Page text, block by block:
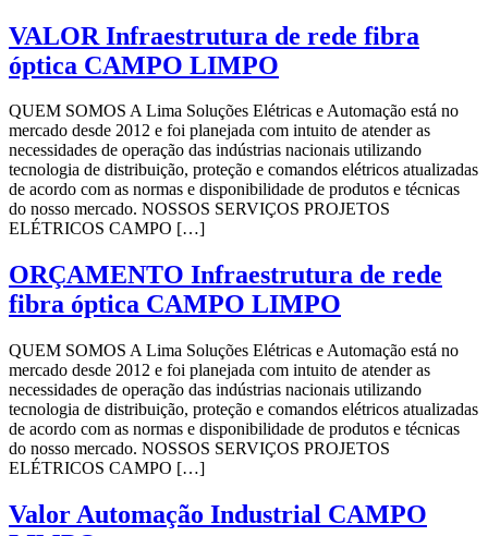
VALOR Infraestrutura de rede fibra
óptica CAMPO LIMPO
QUEM SOMOS A Lima Soluções Elétricas e Automação está no
mercado desde 2012 e foi planejada com intuito de atender as
necessidades de operação das indústrias nacionais utilizando
tecnologia de distribuição, proteção e comandos elétricos atualizadas
de acordo com as normas e disponibilidade de produtos e técnicas
do nosso mercado. NOSSOS SERVIÇOS PROJETOS
ELÉTRICOS CAMPO […]
ORÇAMENTO Infraestrutura de rede
fibra óptica CAMPO LIMPO
QUEM SOMOS A Lima Soluções Elétricas e Automação está no
mercado desde 2012 e foi planejada com intuito de atender as
necessidades de operação das indústrias nacionais utilizando
tecnologia de distribuição, proteção e comandos elétricos atualizadas
de acordo com as normas e disponibilidade de produtos e técnicas
do nosso mercado. NOSSOS SERVIÇOS PROJETOS
ELÉTRICOS CAMPO […]
Valor Automação Industrial CAMPO